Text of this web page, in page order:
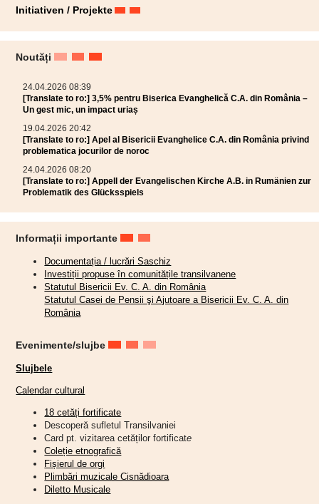
Initiativen / Projekte
Noutăți
24.04.2026 08:39
[Translate to ro:] 3,5% pentru Biserica Evanghelică C.A. din România –
Un gest mic, un impact uriaș
19.04.2026 20:42
[Translate to ro:] Apel al Bisericii Evanghelice C.A. din România privind
problematica jocurilor de noroc
24.04.2026 08:20
[Translate to ro:] Appell der Evangelischen Kirche A.B. in Rumänien zur
Problematik des Glücksspiels
Informații importante
Documentația / lucrări Saschiz
Investiții propuse în comunitățile transilvanene
Statutul Bisericii Ev. C. A. din România
Statutul Casei de Pensii şi Ajutoare a Bisericii Ev. C. A. din
România
Evenimente/slujbe
Slujbele
Calendar cultural
18 cetăți fortificate
Descoperă sufletul Transilvaniei
Card pt. vizitarea cetăților fortificate
Coleție etnografică
Fișierul de orgi
Plimbări muzicale Cisnădioara
Diletto Musicale